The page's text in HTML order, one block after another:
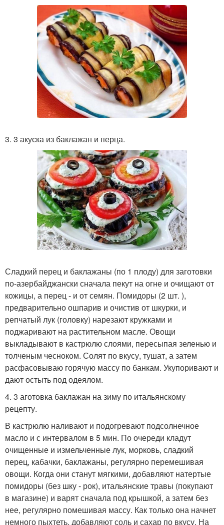
3. 3 акуска из баклажан и перца.
Сладкий перец и баклажаны (по 1 плоду) для заготовки
по-азербайджански сначала пекут на огне и очищают от
кожицы, а перец - и от семян. Помидоры (2 шт. ),
предварительно ошпарив и очистив от шкурки, и
репчатый лук (головку) нарезают кружками и
поджаривают на растительном масле. Овощи
выкладывают в кастрюлю слоями, пересыпая зеленью и
толченым чесноком. Солят по вкусу, тушат, а затем
расфасовываю горячую массу по банкам. Укупоривают и
дают остыть под одеялом.
4. 3 аготовка баклажан на зиму по итальянскому
рецепту.
В кастрюлю наливают и подогревают подсолнечное
масло и с интервалом в 5 мин. По очереди кладут
очищенные и измельченные лук, морковь, сладкий
перец, кабачки, баклажаны, регулярно перемешивая
овощи. Когда они станут мягкими, добавляют натертые
помидоры (без шку - рок), итальянские травы (покупают
в магазине) и варят сначала под крышкой, а затем без
нее, регулярно помешивая массу. Как только она начнет
немного пыхтеть, добавляют соль и сахар по вкусу. На